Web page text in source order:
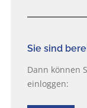
Sie sind
Dann können
einloggen: